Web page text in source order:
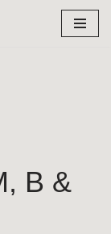
B &